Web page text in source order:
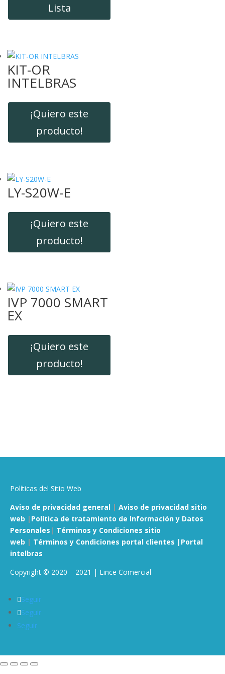
Lista
KIT-OR
INTELBRAS
¡Quiero este
producto!
LY-S20W-E
¡Quiero este
producto!
IVP 7000 SMART
EX
¡Quiero este
producto!
Políticas del Sitio Web
Aviso de privacidad general | Aviso de privacidad sitio
web | Política de tratamiento de Información y Datos
Personales | Términos y Condiciones sitio
web | Términos y Condiciones portal clientes | Portal
intelbras
Copyright © 2020 – 2021 | Lince Comercial
Seguir
Seguir
Seguir